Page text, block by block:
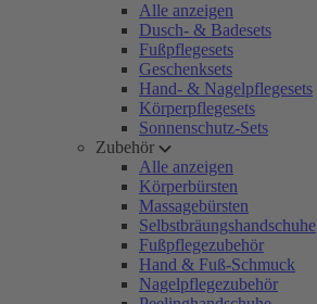
Alle anzeigen
Dusch- & Badesets
Fußpflegesets
Geschenksets
Hand- & Nagelpflegesets
Körperpflegesets
Sonnenschutz-Sets
Zubehör
Alle anzeigen
Körperbürsten
Massagebürsten
Selbstbräungshandschuhe
Fußpflegezubehör
Hand & Fuß-Schmuck
Nagelpflegezubehör